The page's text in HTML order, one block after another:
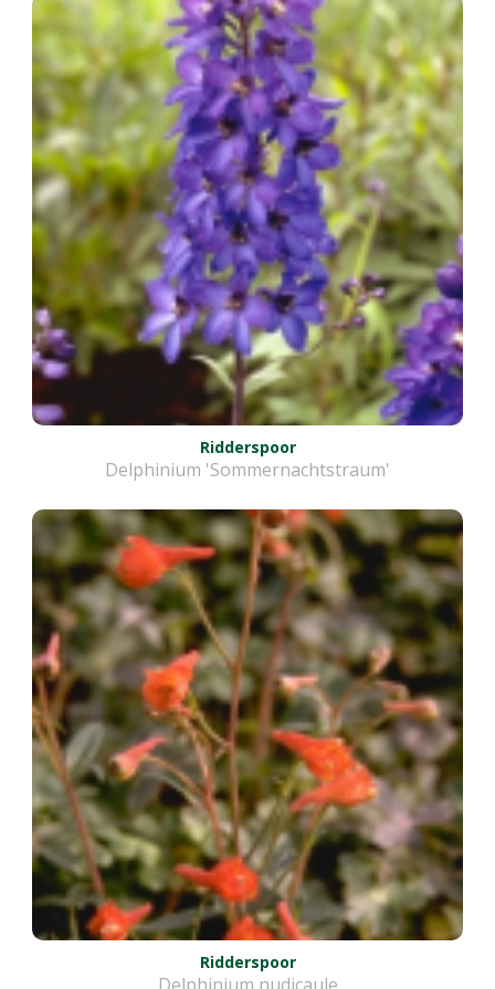
Ridderspoor
Delphinium 'Sommernachtstraum'
Ridderspoor